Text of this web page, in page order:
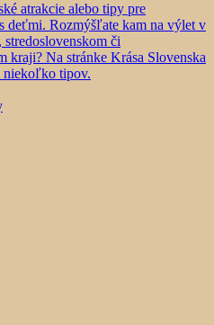
atrakcie alebo tipy pre
deťmi. Rozmýšľate kam na výlet v
stredoslovenskom či
kraji? Na stránke Krása Slovenska
niekoľko tipov.